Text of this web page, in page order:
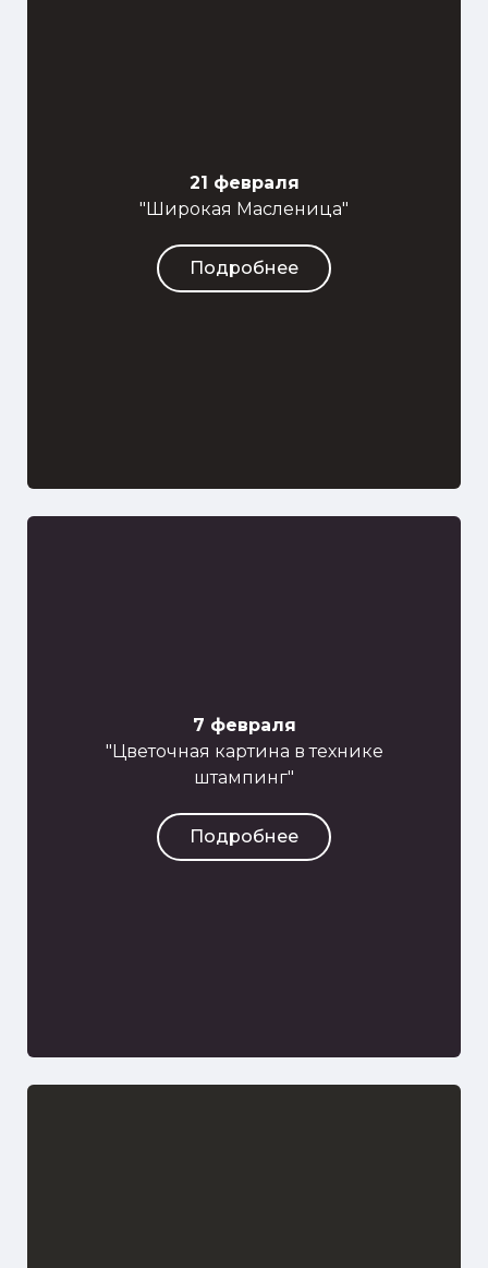
21 февраля
"Широкая Масленица"
Подробнее
7 февраля
"Цветочная картина в технике
штампинг"
Подробнее